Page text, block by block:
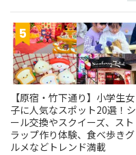
【原宿・竹下通り】小学生女
子に人気なスポット20選！シ
ール交換やスクイーズ、スト
ラップ作り体験、食べ歩きグ
ルメなどトレンド満載